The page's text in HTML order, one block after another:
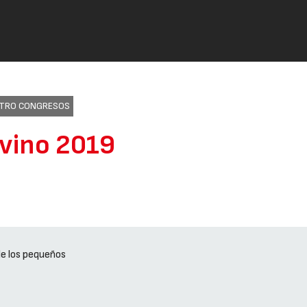
CONGRESOS
2019
los pequeños